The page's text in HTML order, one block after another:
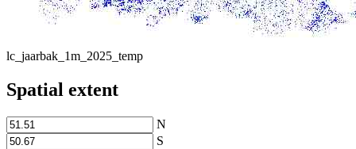
lc_jaarbak_1m_2025_temp
Spatial extent
N
S